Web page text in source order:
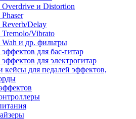
и Distortion
Delay
Vibrato
и др. фильтры
для бас-гитар
для электрогитар
кейсы для педалей эффектов,